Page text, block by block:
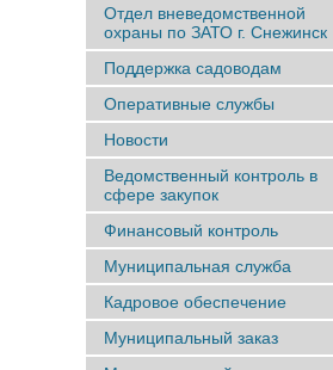
Отдел вневедомственной
охраны по ЗАТО г. Снежинск
Поддержка садоводам
Оперативные службы
Новости
Ведомственный контроль в
сфере закупок
Финансовый контроль
Муниципальная служба
Кадровое обеспечение
Муниципальный заказ